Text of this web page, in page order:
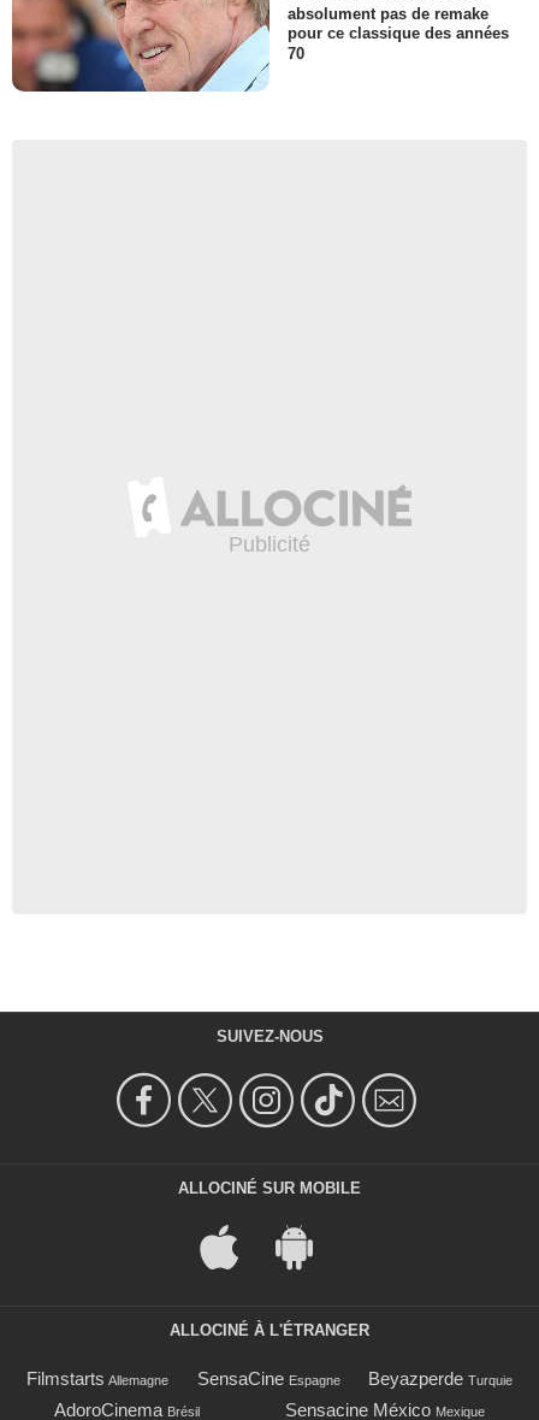
absolument pas de remake
pour ce classique des années
70
SUIVEZ-NOUS
ALLOCINÉ SUR MOBILE
ALLOCINÉ À L'ÉTRANGER
Filmstarts Allemagne SensaCine Espagne Beyazperde Turquie
AdoroCinema Brésil Sensacine México Mexique